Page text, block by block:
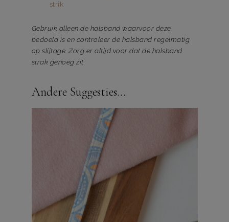
strik
Gebruik alleen de halsband waarvoor deze
bedoeld is en controleer de halsband regelmatig
op slijtage. Zorg er altijd voor dat de halsband
strak genoeg zit.
Andere Suggesties…